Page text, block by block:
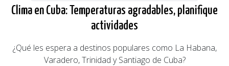
Clima en Cuba: Temperaturas agradables, planifique
actividades
¿Qué les espera a destinos populares como La Habana,
Varadero, Trinidad y Santiago de Cuba?